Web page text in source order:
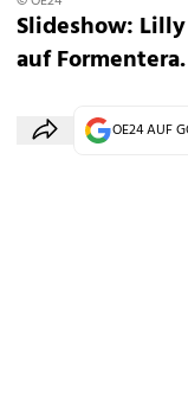
Slideshow:
auf Formentera.
OE24 AUF